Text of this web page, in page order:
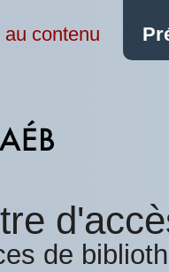
contenu
de